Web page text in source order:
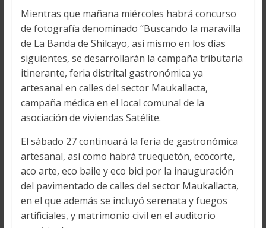
Mientras que mañana miércoles habrá concurso
de fotografía denominado “Buscando la maravilla
de La Banda de Shilcayo, así mismo en los días
siguientes, se desarrollarán la campaña tributaria
itinerante, feria distrital gastronómica ya
artesanal en calles del sector Maukallacta,
campaña médica en el local comunal de la
asociación de viviendas Satélite.
El sábado 27 continuará la feria de gastronómica
artesanal, así como habrá truequetón, ecocorte,
aco arte, eco baile y eco bici por la inauguración
del pavimentado de calles del sector Maukallacta,
en el que además se incluyó serenata y fuegos
artificiales, y matrimonio civil en el auditorio